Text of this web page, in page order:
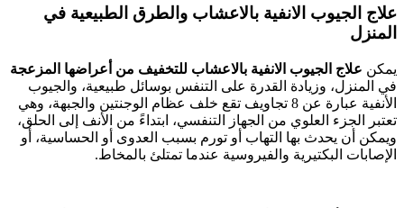
علاج الجيوب الانفية بالاعشاب والطرق الطبيعية في
المنزل
يمكن علاج الجيوب الانفية بالاعشاب للتخفيف من أعراضها المزعجة
في المنزل، وزيادة القدرة على التنفس بوسائل طبيعية، والجيوب
الأنفية عبارة عن 8 تجاويف تقع خلف عظام الوجنتين والجبهة، وهي
تعتبر الجزء العلوي من الجهاز التنفسي، ابتداءً من الأنف إلى الحلق،
ويمكن أن يحدث بها التهاب أو تورم بسبب العدوى أو الحساسية، أو
الإصابات البكتيرية والفيروسية عندما تمتلئ بالمخاط.